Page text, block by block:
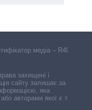
медіа – R40-
захищені і
сайту залишає за
яка
авторами якої є треті